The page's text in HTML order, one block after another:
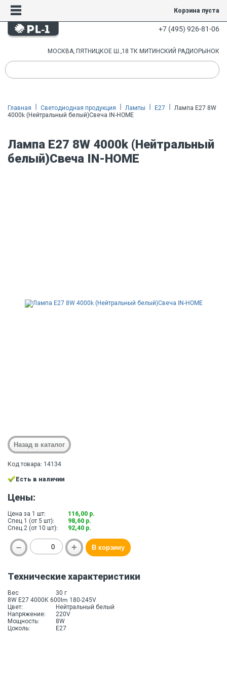
Корзина пуста
+7 (495) 926-81-06
МОСКВА, ПЯТНИЦКОЕ Ш.,18 ТК МИТИНСКИЙ РАДИОРЫНОК
Главная Светодиодная продукция Лампы E27
Лампа E27 8W
4000k (Нейтральный белый)Свеча IN-HOME
Лампа E27 8W 4000k (Нейтральный
белый)Свеча IN-HOME
Код товара: 14134
Есть в наличии
Цены:
Цена за 1 шт:
116,00 р.
Спец 1 (от 5 шт):
98,60 р.
Спец 2 (от 10 шт):
92,40 р.
Технические характеристики
Вес
30 г
8W E27 4000K 600lm 180-245V
Цвет:
Нейтральный белый
Напряжение:
220V
Мощность:
8W
Цоколь:
E27